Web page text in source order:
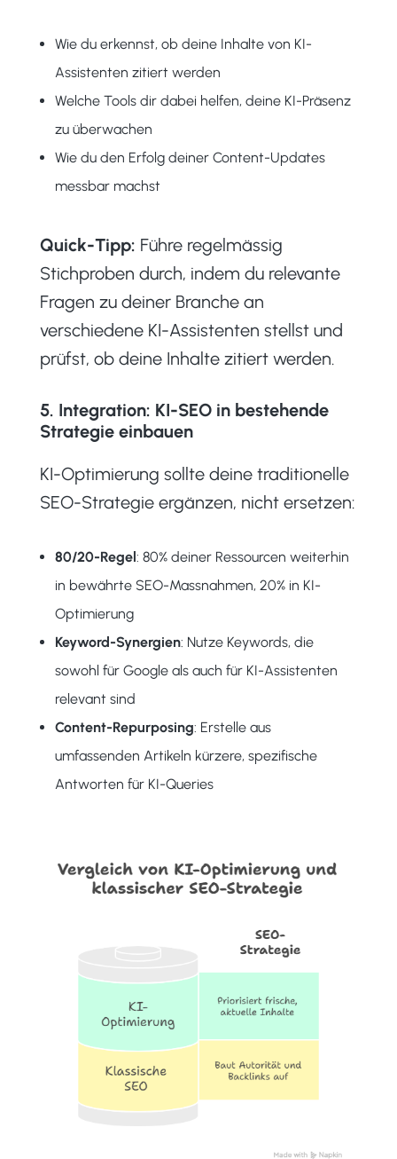
Wie du erkennst, ob deine Inhalte von KI-
Assistenten zitiert werden
Welche Tools dir dabei helfen, deine KI-Präsenz
zu überwachen
Wie du den Erfolg deiner Content-Updates
messbar machst
Quick-Tipp: Führe regelmässig
Stichproben durch, indem du relevante
Fragen zu deiner Branche an
verschiedene KI-Assistenten stellst und
prüfst, ob deine Inhalte zitiert werden.
5. Integration: KI-SEO in bestehende
Strategie einbauen
KI-Optimierung sollte deine traditionelle
SEO-Strategie ergänzen, nicht ersetzen:
80/20-Regel: 80% deiner Ressourcen weiterhin
in bewährte SEO-Massnahmen, 20% in KI-
Optimierung
Keyword-Synergien: Nutze Keywords, die
sowohl für Google als auch für KI-Assistenten
relevant sind
Content-Repurposing: Erstelle aus
umfassenden Artikeln kürzere, spezifische
Antworten für KI-Queries